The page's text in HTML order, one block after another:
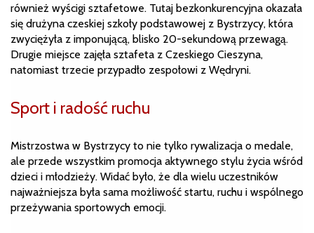
również wyścigi sztafetowe. Tutaj bezkonkurencyjna okazała
się drużyna czeskiej szkoły podstawowej z Bystrzycy, która
zwyciężyła z imponującą, blisko 20-sekundową przewagą.
Drugie miejsce zajęła sztafeta z Czeskiego Cieszyna,
natomiast trzecie przypadło zespołowi z Wędryni.
Sport i radość ruchu
Mistrzostwa w Bystrzycy to nie tylko rywalizacja o medale,
ale przede wszystkim promocja aktywnego stylu życia wśród
dzieci i młodzieży. Widać było, że dla wielu uczestników
najważniejsza była sama możliwość startu, ruchu i wspólnego
przeżywania sportowych emocji.